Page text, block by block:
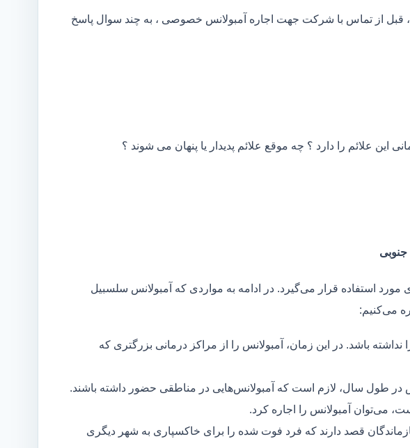
از تماس با شرکت جهت اجاره آمبولانس خصوصی ، به چند سوال پاسخ
این علائم را دارد ؟ چه موقع علائم پدیدار یا پنهان می شوند ؟
جنوبی
مورد استفاده قرار می‌گیرد. در ادامه به مواردی که آمبولانس سلسبیل
می‌کنیم:
باشد. در این زمان، آمبولانس را از مراکز درمانی بزرگتری که
در طول سال، لازم است که آمبولانس‌هایی در مناطقی حضور داشته باشند.
می‌توان آمبولانس را اجاره کرد.
قصد دارند که فرد فوت شده را برای خاکسپاری به شهر دیگری